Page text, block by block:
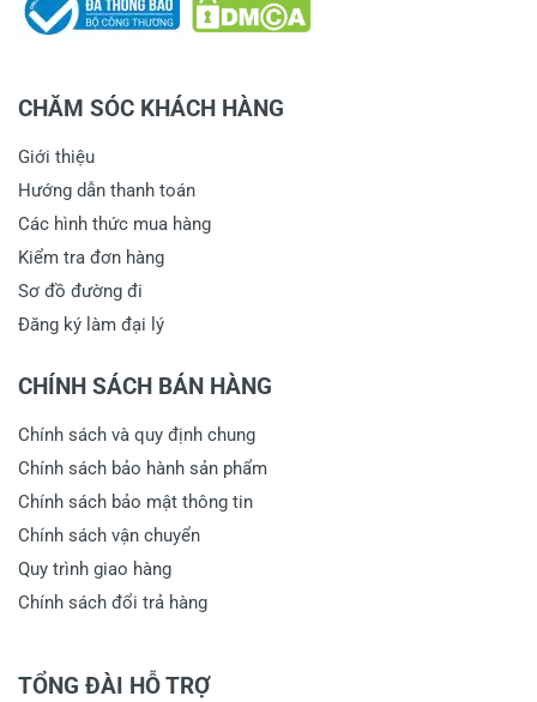
CHĂM SÓC KHÁCH HÀNG
Giới thiệu
Hướng dẫn thanh toán
Các hình thức mua hàng
Kiểm tra đơn hàng
Sơ đồ đường đi
Đăng ký làm đại lý
CHÍNH SÁCH BÁN HÀNG
Chính sách và quy định chung
Chính sách bảo hành sản phẩm
Chính sách bảo mật thông tin
Chính sách vận chuyển
Quy trình giao hàng
Chính sách đổi trả hàng
TỔNG ĐÀI HỖ TRỢ